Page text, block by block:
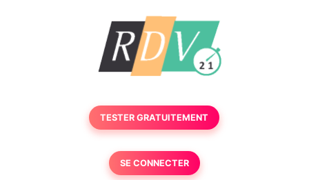
TESTER GRATUITEMENT
SE CONNECTER